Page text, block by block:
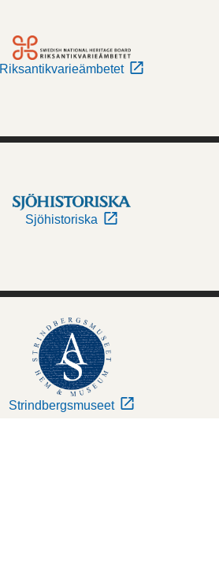
Riksantikvarieämbetet
Sjöhistoriska
Strindbergsmuseet